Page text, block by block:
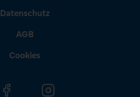
Datenschutz
AGB
Cookies